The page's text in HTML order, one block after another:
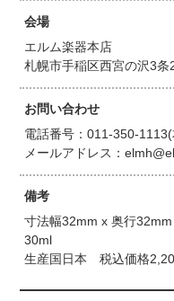
会場
エルム楽器本店
札幌市手稲区西宮の沢3条
お問い合わせ
電話番号：011-350-
メールアドレス：
備考
寸法幅32mm x 奥行
30ml
生産国日本 税込価格